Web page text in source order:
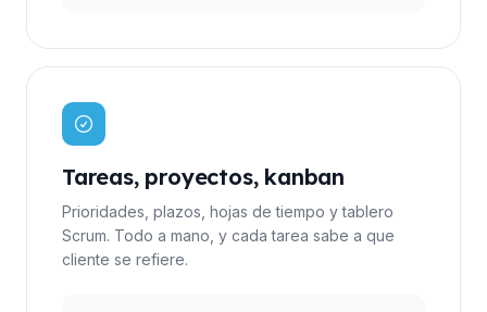
Tareas, proyectos, kanban
Prioridades, plazos, hojas de tiempo y tablero
Scrum. Todo a mano, y cada tarea sabe a que
cliente se refiere.